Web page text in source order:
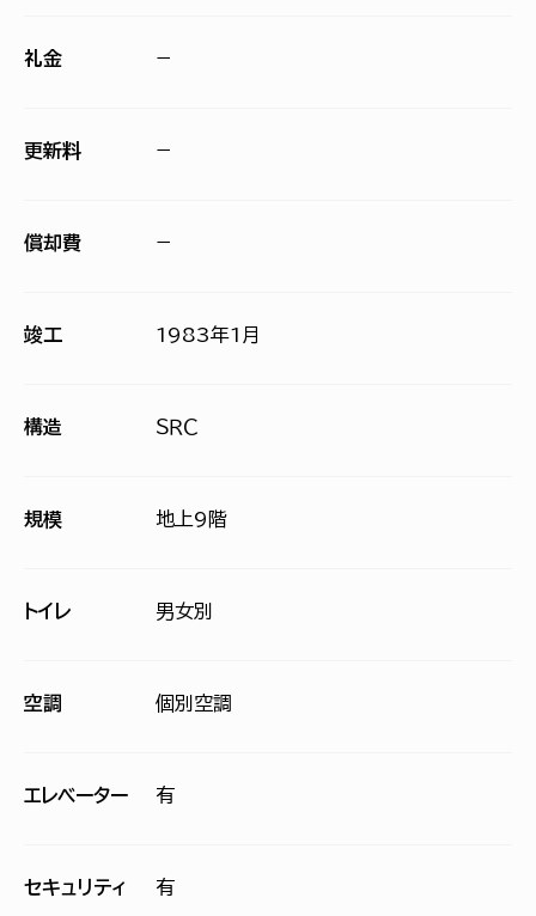
礼金 −
更新料 −
償却費 −
竣工 1983年1月
構造 ＳＲＣ
規模 地上9階
トイレ 男女別
空調 個別空調
エレベーター 有
セキュリティ 有